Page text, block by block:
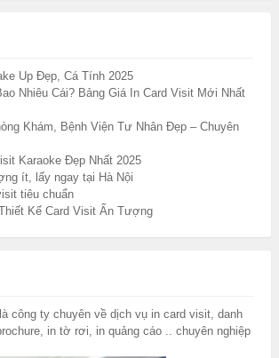
Up Đẹp, Cá Tính 2025
Nhiêu Cái? Bảng Giá In Card Visit Mới Nhất
Khám, Bệnh Viện Tư Nhân Đẹp – Chuyên
Karaoke Đẹp Nhất 2025
ít, lấy ngay tại Hà Nội
tiêu chuẩn
Kế Card Visit Ấn Tượng
công ty chuyên về dịch vụ in card visit, danh
in tờ rơi, in quảng cáo .. chuyên nghiệp